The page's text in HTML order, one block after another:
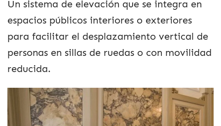
Un sistema de elevación que se integra en
espacios públicos interiores o exteriores
para facilitar el desplazamiento vertical de
personas en sillas de ruedas o con movilidad
reducida.